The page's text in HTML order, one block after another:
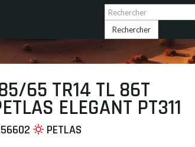
Rechercher
65 TR14 TL 86T
ELEGANT PT311
PETLAS